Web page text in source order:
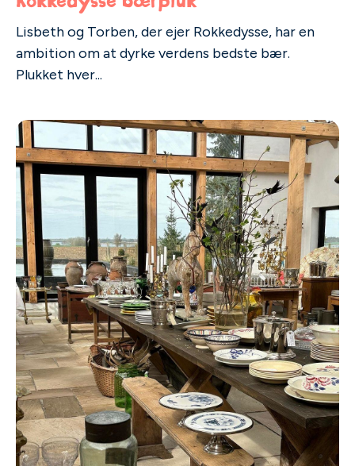
Lisbeth og Torben, der ejer Rokkedysse, har en
ambition om at dyrke verdens bedste bær.
Plukket hver...